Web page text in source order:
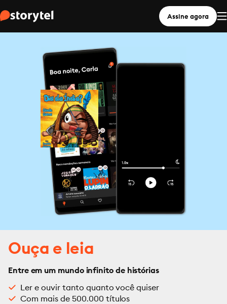
Assine agora
Ouça e leia
Entre em um mundo infinito de histórias
Ler e ouvir tanto quanto você quiser
Com mais de 500.000 títulos